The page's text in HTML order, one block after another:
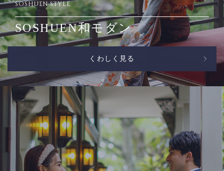
SOSHUEN STYLE
SOSHUEN和モダン
くわしく見る